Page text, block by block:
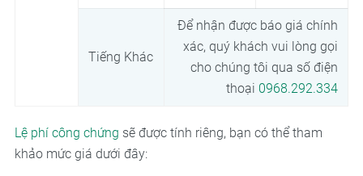
Tiếng Khác
Để nhận được báo giá chính
xác, quý khách vui lòng gọi
cho chúng tôi qua số điện
thoại 0968.292.334
Lệ phí công chứng sẽ được tính riêng, bạn có thể tham
khảo mức giá dưới đây: